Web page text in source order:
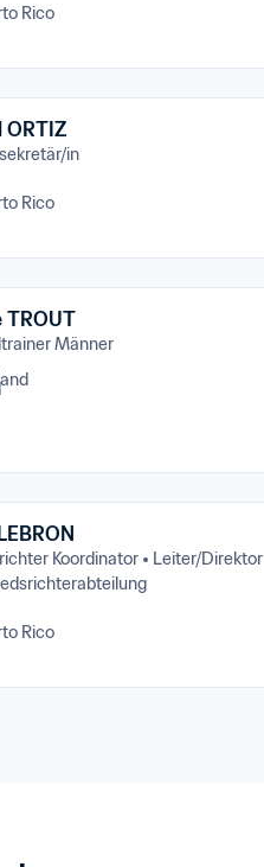
Rico
ORTIZ
in
Rico
TROUT
Männer
Koordinator
Leiter/Direktor
Rico